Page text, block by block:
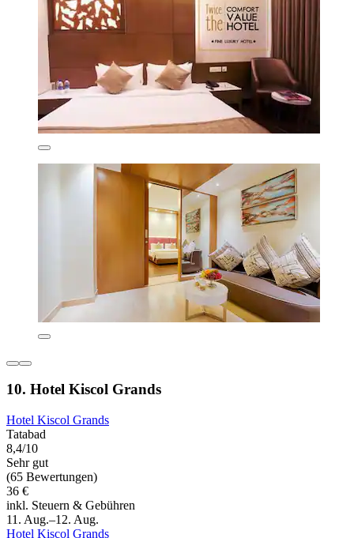
10. Hotel Kiscol Grands
Hotel Kiscol Grands
Tatabad
8,4/10
Sehr gut
(65 Bewertungen)
36 €
inkl. Steuern & Gebühren
11. Aug.–12. Aug.
Hotel Kiscol Grands